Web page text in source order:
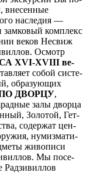
вне­сен­ные
на­сле­дия —
зам­ко­вый ком­плекс
ве­ков Не­свиж
Осмотр
XVI-XVIII ве­
со­бой си­сте­
об­ра­зую­щих
ДВОРЦУ,
за­лы двор­ца
Зо­ло­той, Гет­
со­дер­жат цен­
ну­миз­ма­ти­
жи­во­пи­си
Мы по­се­
Рад­зи­вил­лов